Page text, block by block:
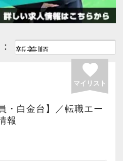
favorite
マイリスト
・白金台】／転職エー
報